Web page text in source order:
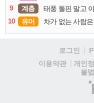
9
계층 태풍 돌핀 말고
10
유머 차가 없는 사람
로그인
이용약관
개인
불